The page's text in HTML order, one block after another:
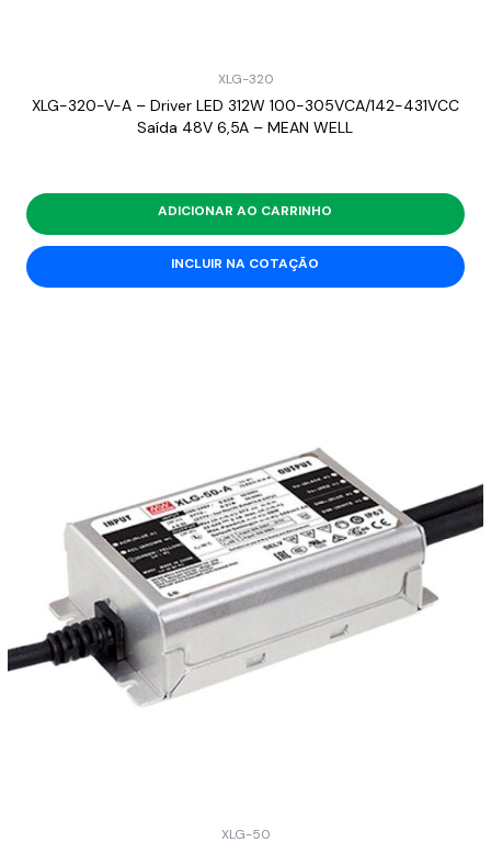
XLG-320
XLG-320-V-A – Driver LED 312W 100-305VCA/142-431VCC
Saída 48V 6,5A – MEAN WELL
ADICIONAR AO CARRINHO
INCLUIR NA COTAÇÃO
XLG-50